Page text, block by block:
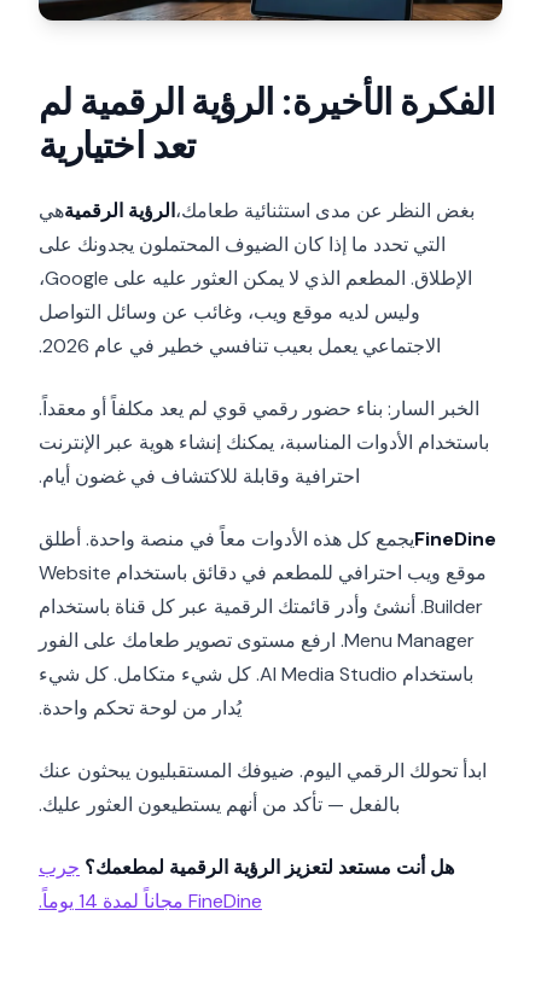
الفكرة الأخيرة: الرؤية الرقمية لم
تعد اختيارية
بغض النظر عن مدى استثنائية طعامك،الرؤية الرقميةهي
التي تحدد ما إذا كان الضيوف المحتملون يجدونك على
الإطلاق. المطعم الذي لا يمكن العثور عليه على Google،
وليس لديه موقع ويب، وغائب عن وسائل التواصل
الاجتماعي يعمل بعيب تنافسي خطير في عام 2026.
الخبر السار: بناء حضور رقمي قوي لم يعد مكلفاً أو معقداً.
باستخدام الأدوات المناسبة، يمكنك إنشاء هوية عبر الإنترنت
احترافية وقابلة للاكتشاف في غضون أيام.
FineDineيجمع كل هذه الأدوات معاً في منصة واحدة. أطلق
موقع ويب احترافي للمطعم في دقائق باستخدام Website
Builder. أنشئ وأدر قائمتك الرقمية عبر كل قناة باستخدام
Menu Manager. ارفع مستوى تصوير طعامك على الفور
باستخدام AI Media Studio. كل شيء متكامل. كل شيء
يُدار من لوحة تحكم واحدة.
ابدأ تحولك الرقمي اليوم. ضيوفك المستقبليون يبحثون عنك
بالفعل — تأكد من أنهم يستطيعون العثور عليك.
هل أنت مستعد لتعزيز الرؤية الرقمية لمطعمك؟ جرب
FineDine مجاناً لمدة 14 يوماً.